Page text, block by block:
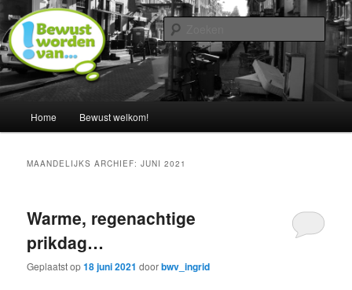
naar
de
primaire
inhoud
naar
de
secundaire
inhoudNederland bewust maken van…
Een blog door Ingrid Albers
Home Bewust welkom!
MAANDELIJKS ARCHIEF:JUNI 2021
Warme, regenachtige
prikdag…
Geplaatst op18 juni 2021 doorbwv_ingrid